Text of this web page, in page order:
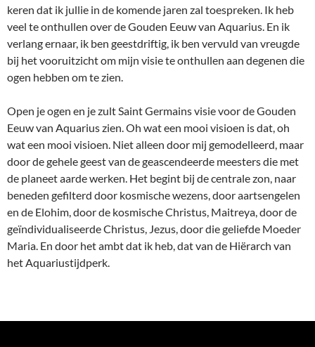
keren dat ik jullie in de komende jaren zal toespreken. Ik heb
veel te onthullen over de Gouden Eeuw van Aquarius. En ik
verlang ernaar, ik ben geestdriftig, ik ben vervuld van vreugde
bij het vooruitzicht om mijn visie te onthullen aan degenen die
ogen hebben om te zien.
Open je ogen en je zult Saint Germains visie voor de Gouden
Eeuw van Aquarius zien. Oh wat een mooi visioen is dat, oh
wat een mooi visioen. Niet alleen door mij gemodelleerd, maar
door de gehele geest van de geascendeerde meesters die met
de planeet aarde werken. Het begint bij de centrale zon, naar
beneden gefilterd door kosmische wezens, door aartsengelen
en de Elohim, door de kosmische Christus, Maitreya, door de
geïndividualiseerde Christus, Jezus, door die geliefde Moeder
Maria. En door het ambt dat ik heb, dat van de Hiërarch van
het Aquariustijdperk.